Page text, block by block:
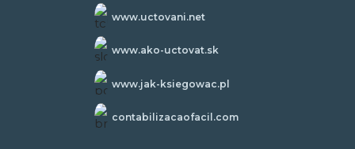
www.uctovani.net
www.ako-uctovat.sk
www.jak-ksiegowac.pl
contabilizacaofacil.com